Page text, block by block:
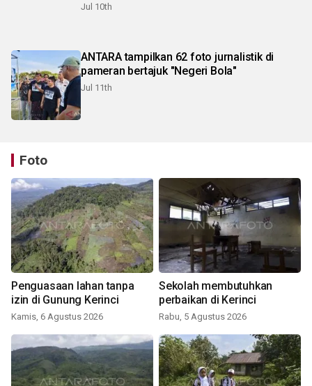
Jul 10th
ANTARA tampilkan 62 foto jurnalistik di
pameran bertajuk "Negeri Bola"
Jul 11th
Foto
Penguasaan lahan tanpa
izin di Gunung Kerinci
Kamis, 6 Agustus 2026
Sekolah membutuhkan
perbaikan di Kerinci
Rabu, 5 Agustus 2026